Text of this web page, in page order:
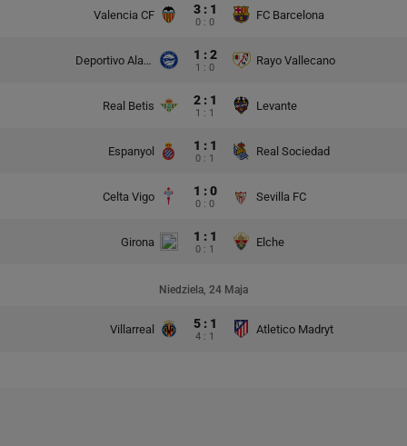
Valencia CF 3 : 1
0 : 0
FC Barcelona
Deportivo Alaves 1 : 2
1 : 0
Rayo Vallecano
Real Betis 2 : 1
1 : 1
Levante
Espanyol 1 : 1
0 : 1
Real Sociedad
Celta Vigo 1 : 0
0 : 0
Sevilla FC
Girona 1 : 1
0 : 1
Elche
Niedziela, 24 Maja
Villarreal 5 : 1
4 : 1
Atletico Madryt